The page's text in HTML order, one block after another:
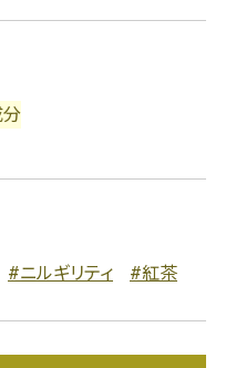
#ニルギリティ #紅茶